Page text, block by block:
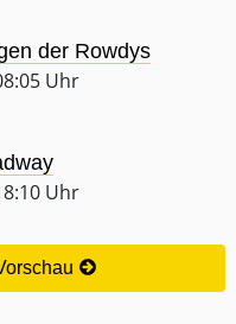
der Rowdys
Uhr
Uhr